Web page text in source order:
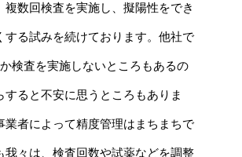
複数回検査を実施し、擬陽性をでき
する試みを続けております。他社で
検査を実施しないところもあるの
すると不安に思うところもありま
業者によって精度管理はまちまちで
我々は、検査回数や試薬などを調整